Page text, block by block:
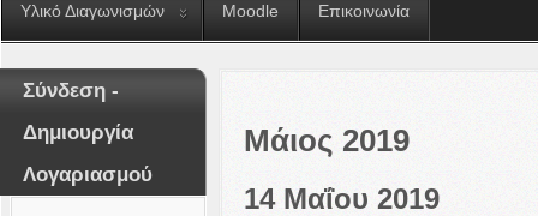
Υλικό Διαγωνισμών Moodle Επικοινωνία
Σύνδεση -
Δημιουργία
Λογαριασμού
Μάιος 2019
14 Μαΐου 2019